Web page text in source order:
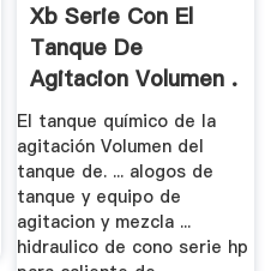
Xb Serie Con El
Tanque De
Agitacion Volumen .
El tanque químico de la
agitación Volumen del
tanque de. ... alogos de
tanque y equipo de
agitacion y mezcla ...
hidraulico de cono serie hp